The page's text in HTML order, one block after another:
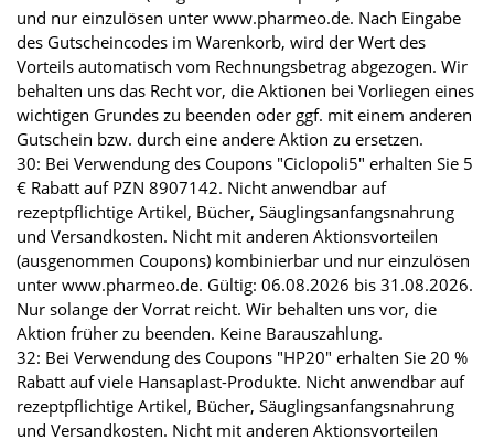
und nur einzulösen unter www.pharmeo.de. Nach Eingabe
des Gutscheincodes im Warenkorb, wird der Wert des
Vorteils automatisch vom Rechnungsbetrag abgezogen. Wir
behalten uns das Recht vor, die Aktionen bei Vorliegen eines
wichtigen Grundes zu beenden oder ggf. mit einem anderen
Gutschein bzw. durch eine andere Aktion zu ersetzen.
30: Bei Verwendung des Coupons "Ciclopoli5" erhalten Sie 5
€ Rabatt auf PZN 8907142. Nicht anwendbar auf
rezeptpflichtige Artikel, Bücher, Säuglingsanfangsnahrung
und Versandkosten. Nicht mit anderen Aktionsvorteilen
(ausgenommen Coupons) kombinierbar und nur einzulösen
unter www.pharmeo.de. Gültig: 06.08.2026 bis 31.08.2026.
Nur solange der Vorrat reicht. Wir behalten uns vor, die
Aktion früher zu beenden. Keine Barauszahlung.
32: Bei Verwendung des Coupons "HP20" erhalten Sie 20 %
Rabatt auf viele Hansaplast-Produkte. Nicht anwendbar auf
rezeptpflichtige Artikel, Bücher, Säuglingsanfangsnahrung
und Versandkosten. Nicht mit anderen Aktionsvorteilen